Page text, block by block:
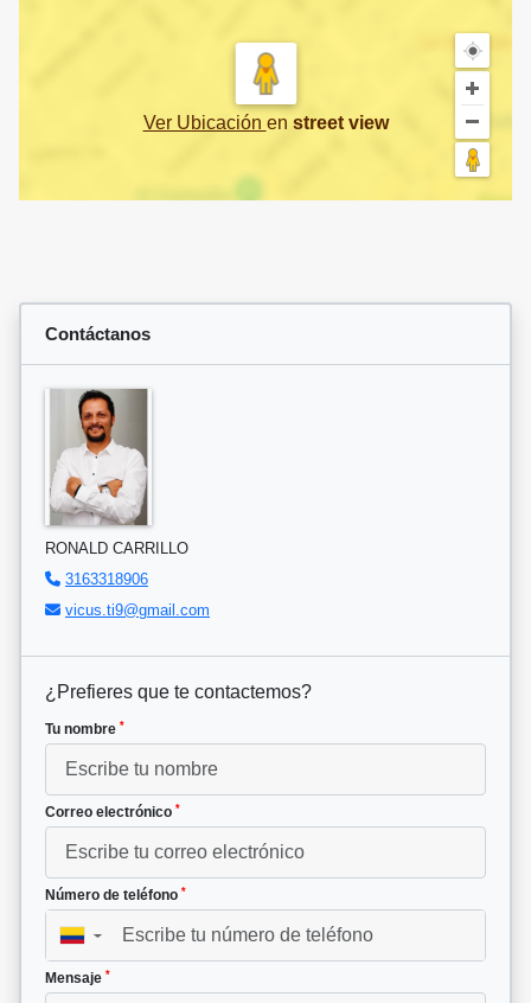
Ver Ubicación en street view
Contáctanos
RONALD CARRILLO
3163318906
vicus.ti9@gmail.com
¿Prefieres que te contactemos?
Tu nombre *
Correo electrónico *
Número de teléfono *
▼
Mensaje *